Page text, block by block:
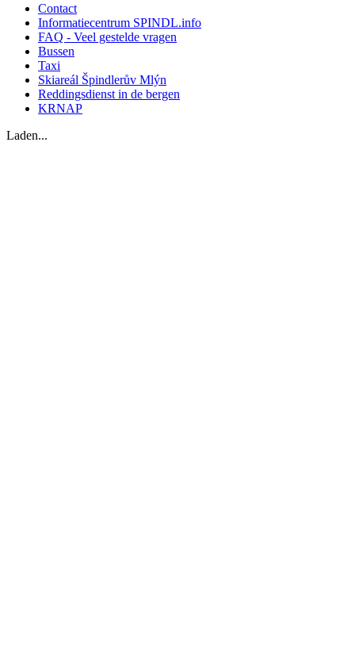
Contact
Informatiecentrum SPINDL.info
FAQ - Veel gestelde vragen
Bussen
Taxi
Skiareál Špindlerův Mlýn
Reddingsdienst in de bergen
KRNAP
Laden...